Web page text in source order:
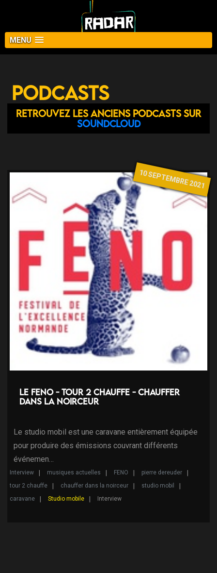
MENU
Podcasts
Retrouvez les anciens podcasts sur
Soundcloud
10 SEPTEMBRE 2021
Le FENO - Tour 2 Chauffe - Chauffer
dans la noirceur
Le studio mobil est une caravane entièrement équipée
pour produire des émissions couvrant différents
événemen…
Interview musiques actuelles FENO
pierre dereuder
tour 2 chauffe
chauffer dans la noirceur
studio mobil
caravane
Studio mobile Interview